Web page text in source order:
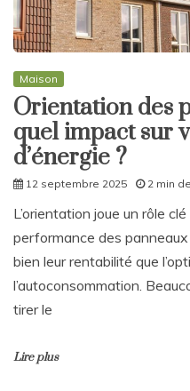
Maison
Orientation des
quel impact sur
d’énergie ?
12 septembre 2025 2 min
L’orientation joue un rôle
performance des
bien leur rentabilité que
l’autoconsommation.
tirer le
Lire plus